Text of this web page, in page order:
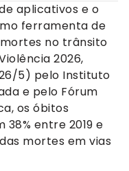
aplicativos e o
ferramenta de
no trânsito
2026,
5) pelo Instituto
e pelo Fórum
os óbitos
entre 2019 e
mortes em vias